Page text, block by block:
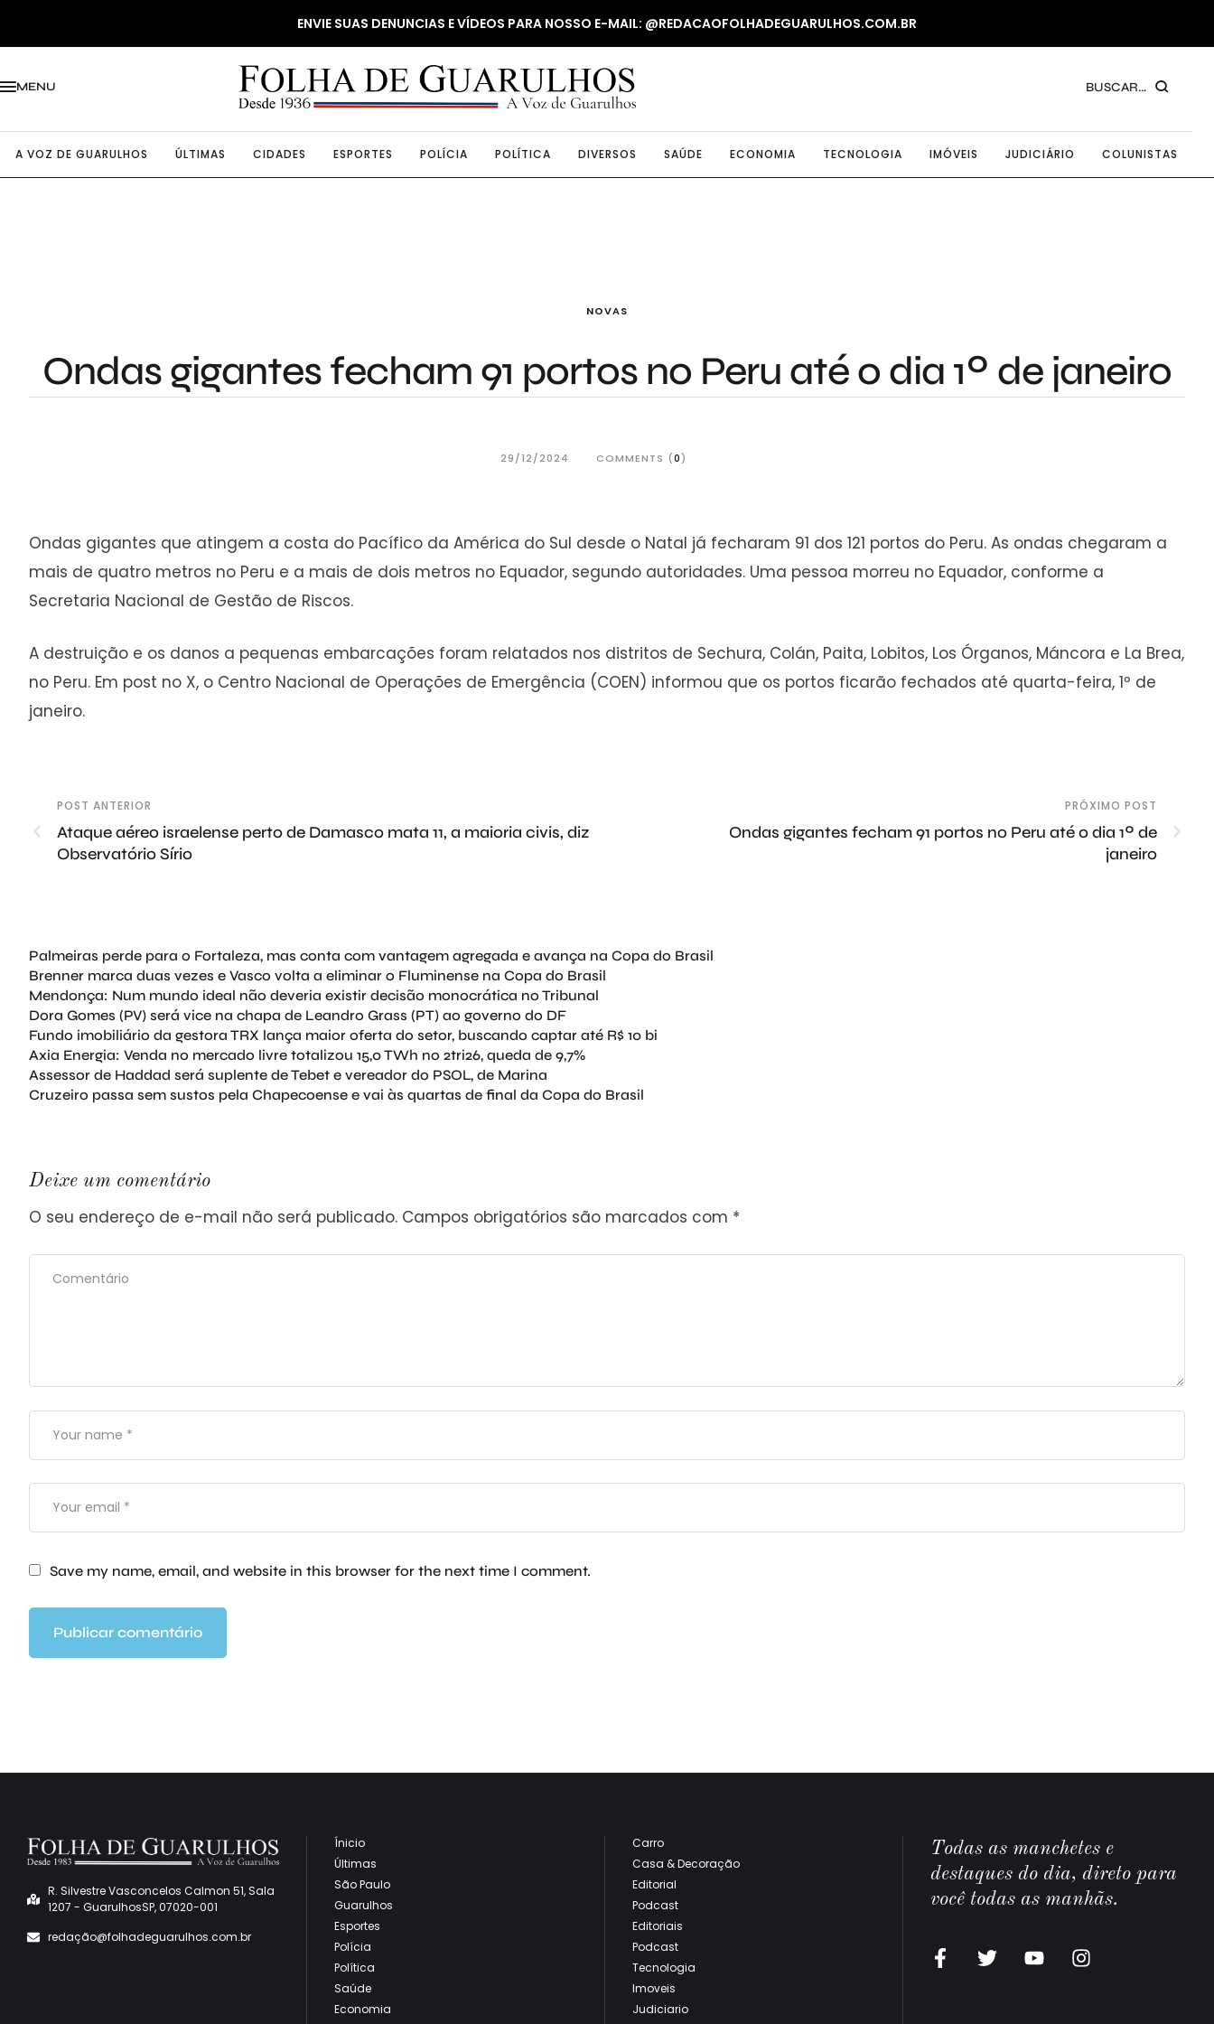
ENVIE SUAS DENUNCIAS E VÍDEOS PARA NOSSO E-MAIL: @REDACAOFOLHADEGUARULHOS.COM.BR
MENU BUSCAR...
A VOZ DE GUARULHOS ÚLTIMAS CIDADES ESPORTES POLÍCIA POLÍTICA DIVERSOS SAÚDE ECONOMIA TECNOLOGIA IMÓVEIS JUDICIÁRIO COLUNISTAS
NOVAS
Ondas gigantes fecham 91 portos no Peru até o dia 1º de janeiro
29/12/2024 COMMENTS (0)
Ondas gigantes que atingem a costa do Pacífico da América do Sul desde o Natal já fecharam 91 dos 121 portos do Peru. As ondas chegaram a
mais de quatro metros no Peru e a mais de dois metros no Equador, segundo autoridades. Uma pessoa morreu no Equador, conforme a
Secretaria Nacional de Gestão de Riscos.
A destruição e os danos a pequenas embarcações foram relatados nos distritos de Sechura, Colán, Paita, Lobitos, Los Órganos, Máncora e La Brea,
no Peru. Em post no X, o Centro Nacional de Operações de Emergência (COEN) informou que os portos ficarão fechados até quarta-feira, 1º de
janeiro.
POST ANTERIOR
Ataque aéreo israelense perto de Damasco mata 11, a maioria civis, diz
Observatório Sírio
PRÓXIMO POST
Ondas gigantes fecham 91 portos no Peru até o dia 1º de
janeiro
Palmeiras perde para o Fortaleza, mas conta com vantagem agregada e avança na Copa do Brasil
Brenner marca duas vezes e Vasco volta a eliminar o Fluminense na Copa do Brasil
Mendonça: Num mundo ideal não deveria existir decisão monocrática no Tribunal
Dora Gomes (PV) será vice na chapa de Leandro Grass (PT) ao governo do DF
Fundo imobiliário da gestora TRX lança maior oferta do setor, buscando captar até R$ 10 bi
Axia Energia: Venda no mercado livre totalizou 15,0 TWh no 2tri26, queda de 9,7%
Assessor de Haddad será suplente de Tebet e vereador do PSOL, de Marina
Cruzeiro passa sem sustos pela Chapecoense e vai às quartas de final da Copa do Brasil
Deixe um comentário
O seu endereço de e-mail não será publicado. Campos obrigatórios são marcados com *
Save my name, email, and website in this browser for the next time I comment.
R. Silvestre Vasconcelos Calmon 51, Sala
1207 - GuarulhosSP, 07020-001
redação@folhadeguarulhos.com.br
Ínicio
Últimas
São Paulo
Guarulhos
Esportes
Polícia
Política
Saúde
Economia
Carro
Casa & Decoração
Editorial
Podcast
Editoriais
Podcast
Tecnologia
Imoveis
Judiciario
Todas as manchetes e
destaques do dia, direto para
você todas as manhãs.